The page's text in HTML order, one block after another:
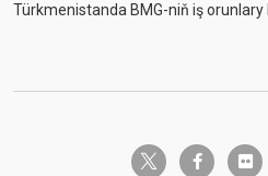
Türkmenistanda BMG-niň iş
twitter-x facebook-fflickr